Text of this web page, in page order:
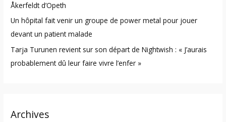
Åkerfeldt d’Opeth
Un hôpital fait venir un groupe de power metal pour jouer
devant un patient malade
Tarja Turunen revient sur son départ de Nightwish : « J’aurais
probablement dû leur faire vivre l’enfer »
Archives